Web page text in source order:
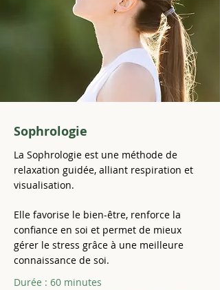
Sophrologie
La Sophrologie est une méthode de
relaxation guidée, alliant respiration et
visualisation.
Elle favorise le bien-être, renforce la
confiance en soi et permet de mieux
gérer le stress grâce à une meilleure
connaissance de soi.
Durée : 60 minutes